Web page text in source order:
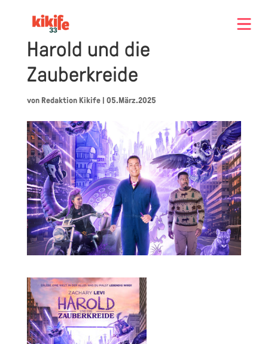
Harold und die
Zauberkreide
von Redaktion Kikife| 05.März.2025